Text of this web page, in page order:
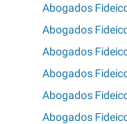
Abogados
Abogados
Abogados
Abogados
Abogados
Abogados